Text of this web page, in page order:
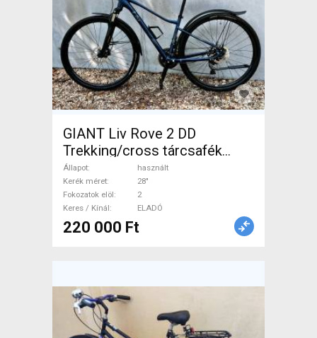
GIANT Liv Rove 2 DD
Trekking/cross tárcsafék
használt ELADÓ
Állapot
használt
Kerék méret
28"
Fokozatok elöl
2
Keres / Kínál
ELADÓ
220 000 Ft